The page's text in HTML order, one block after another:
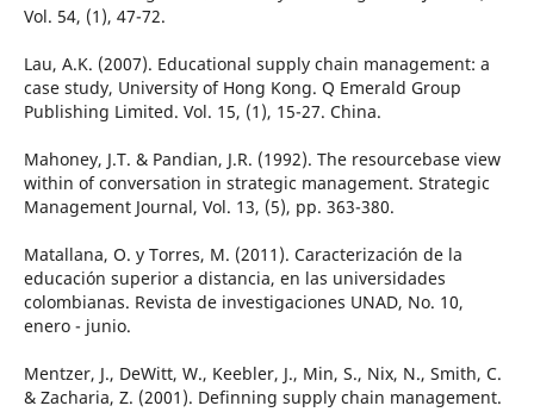
Vol. 54, (1), 47-72.
Lau, A.K. (2007). Educational supply chain management: a
case study, University of Hong Kong. Q Emerald Group
Publishing Limited. Vol. 15, (1), 15-27. China.
Mahoney, J.T. & Pandian, J.R. (1992). The resourcebase view
within of conversation in strategic management. Strategic
Management Journal, Vol. 13, (5), pp. 363-380.
Matallana, O. y Torres, M. (2011). Caracterización de la
educación superior a distancia, en las universidades
colombianas. Revista de investigaciones UNAD, No. 10,
enero - junio.
Mentzer, J., DeWitt, W., Keebler, J., Min, S., Nix, N., Smith, C.
& Zacharia, Z. (2001). Definning supply chain management.